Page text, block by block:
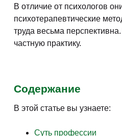
В отличие от психологов
психотерапевтические
труда весьма
частную практику.
Содержание
В этой статье вы узнаете:
Суть профессии